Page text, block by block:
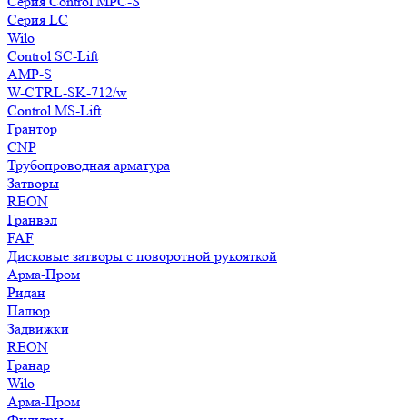
Серия LC
Wilo
Control SC-Lift
AMP-S
W-CTRL-SK-712/w
Control MS-Lift
Грантор
CNP
Трубопроводная арматура
Затворы
REON
Гранвэл
FAF
Дисковые затворы с поворотной рукояткой
Арма-Пром
Ридан
Палюр
Задвижки
REON
Гранар
Wilo
Арма-Пром